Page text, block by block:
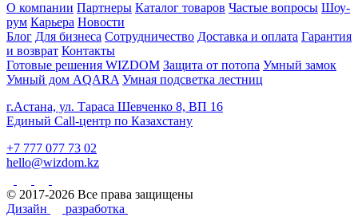
О компании Партнеры Каталог товаров Частые вопросы Шоу-
рум Карьера Новости
Блог Для бизнеса Сотрудничество Доставка и оплата Гарантия
и возврат Контакты
Готовые решения WIZDOM Защита от потопа Умный замок
Умный дом AQARA Умная подсветка лестниц
г.Астана, ул. Тараса Шевченко 8, ВП 16
Единый Call-центр по Казахстану
+7 777 077 73 02
hello@wizdom.kz
© 2017-2026 Все права защищены
Дизайн
разработка